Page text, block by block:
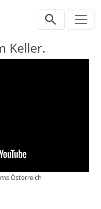
Keller.
Österreich